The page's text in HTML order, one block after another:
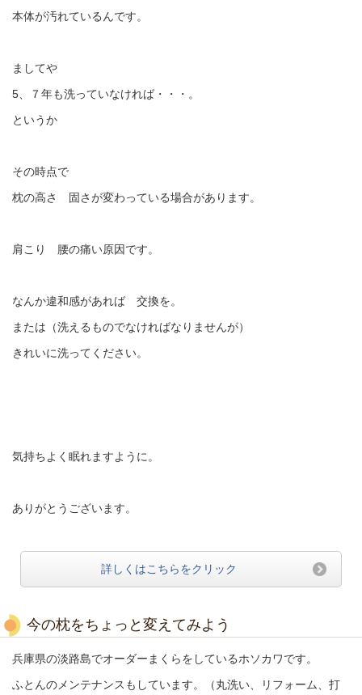
本体が汚れているんです。
ましてや
5、７年も洗っていなければ・・・。
というか
その時点で
枕の高さ 固さが変わっている場合があります。
肩こり 腰の痛い原因です。
なんか違和感があれば 交換を。
または（洗えるものでなければなりませんが）
きれいに洗ってください。
気持ちよく眠れますように。
ありがとうございます。
詳しくはこちらをクリック
今の枕をちょっと変えてみよう
兵庫県の淡路島でオーダーまくらをしているホソカワです。
ふとんのメンテナンスもしています。（丸洗い、リフォーム、打